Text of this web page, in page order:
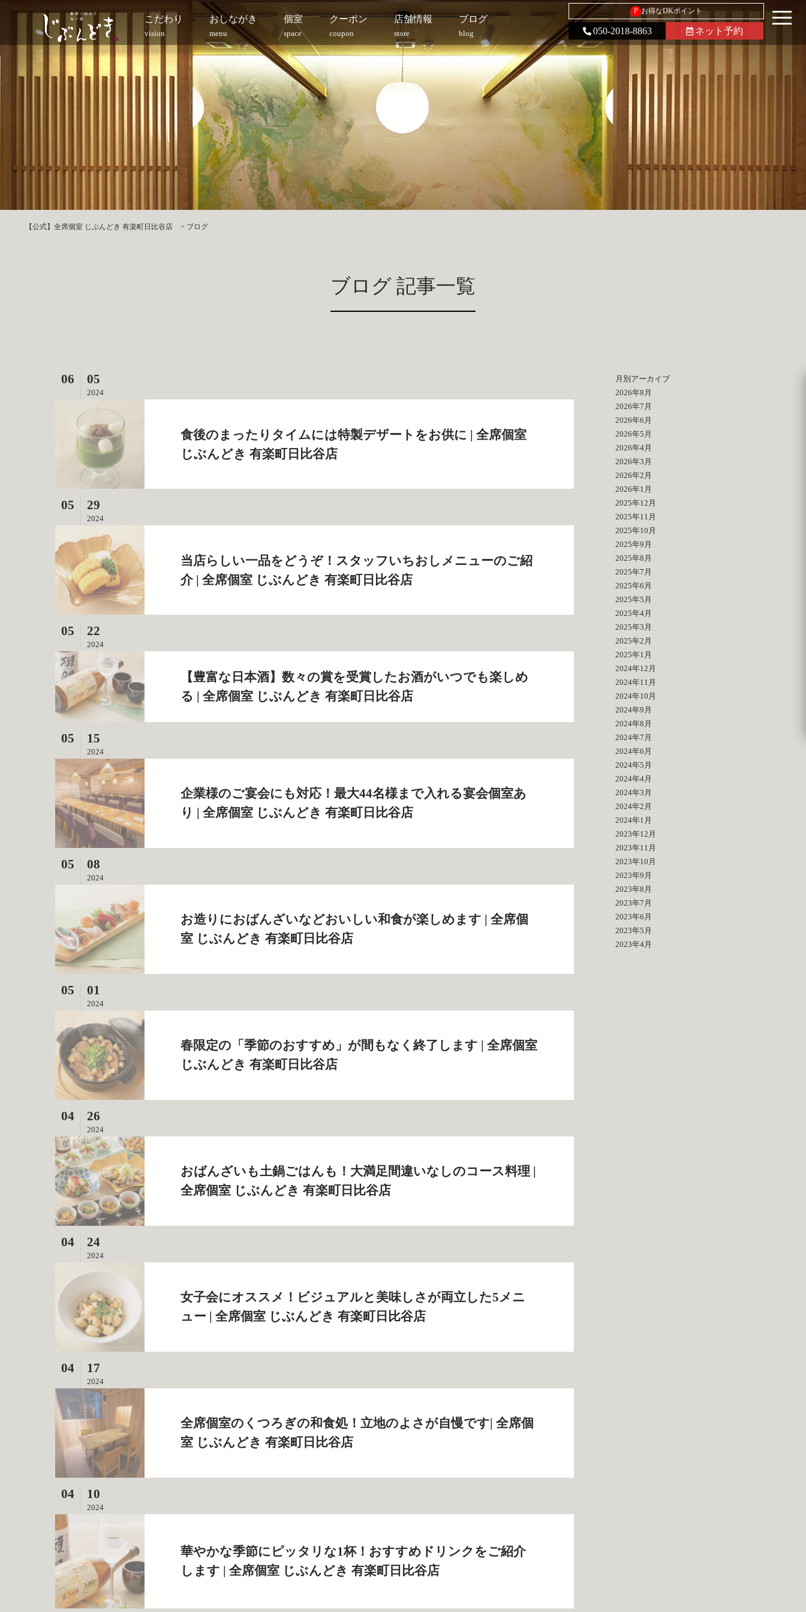
こだわり
vision
おしながき
menu
個室
space
クーポン
coupon
店舗情報
store
ブログ
blog
P お得なDKポイント
050-2018-8863 ネット予約
【公式】全席個室 じぶんどき 有楽町日比谷店 > ブログ
ブログ 記事一覧
06 05
2024
食後のまったりタイムには特製デザートをお供に | 全席個室
じぶんどき 有楽町日比谷店
05 29
2024
当店らしい一品をどうぞ！スタッフいちおしメニューのご紹
介 | 全席個室 じぶんどき 有楽町日比谷店
05 22
2024
【豊富な日本酒】数々の賞を受賞したお酒がいつでも楽しめ
る | 全席個室 じぶんどき 有楽町日比谷店
05 15
2024
企業様のご宴会にも対応！最大44名様まで入れる宴会個室あ
り | 全席個室 じぶんどき 有楽町日比谷店
05 08
2024
お造りにおばんざいなどおいしい和食が楽しめます | 全席個
室 じぶんどき 有楽町日比谷店
05 01
2024
春限定の「季節のおすすめ」が間もなく終了します | 全席個室
じぶんどき 有楽町日比谷店
04 26
2024
おばんざいも土鍋ごはんも！大満足間違いなしのコース料理 |
全席個室 じぶんどき 有楽町日比谷店
04 24
2024
女子会にオススメ！ビジュアルと美味しさが両立した5メニ
ュー | 全席個室 じぶんどき 有楽町日比谷店
04 17
2024
全席個室のくつろぎの和食処！立地のよさが自慢です| 全席個
室 じぶんどき 有楽町日比谷店
04 10
2024
華やかな季節にピッタリな1杯！おすすめドリンクをご紹介
します | 全席個室 じぶんどき 有楽町日比谷店
月別アーカイブ
2026年8月
2026年7月
2026年6月
2026年5月
2026年4月
2026年3月
2026年2月
2026年1月
2025年12月
2025年11月
2025年10月
2025年9月
2025年8月
2025年7月
2025年6月
2025年5月
2025年4月
2025年3月
2025年2月
2025年1月
2024年12月
2024年11月
2024年10月
2024年9月
2024年8月
2024年7月
2024年6月
2024年5月
2024年4月
2024年3月
2024年2月
2024年1月
2023年12月
2023年11月
2023年10月
2023年9月
2023年8月
2023年7月
2023年6月
2023年5月
2023年4月